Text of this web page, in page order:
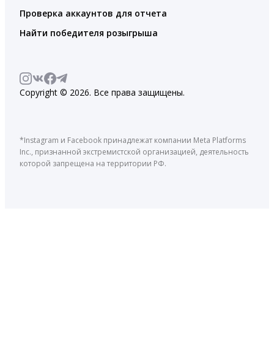
Проверка аккаунтов для отчета
Найти победителя розыгрыша
Copyright © 2026. Все права защищены.
*Instagram и Facebook принадлежат компании Meta Platforms
Inc., признанной экстремистской организацией, деятельность
которой запрещена на территории РФ.